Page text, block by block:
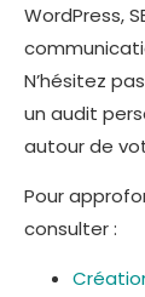
WordPress,
N’hésitez
un audit
autour de
Pour
consulter :